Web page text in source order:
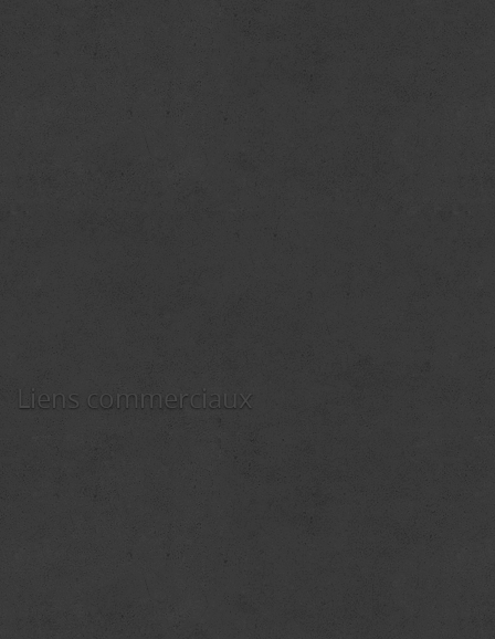
Liens commerciaux